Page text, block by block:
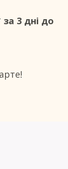
за 3 дні до